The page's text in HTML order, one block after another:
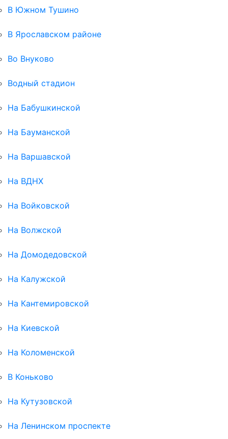
В Южном Тушино
В Ярославском районе
Во Внуково
Водный стадион
На Бабушкинской
На Бауманской
На Варшавской
На ВДНХ
На Войковской
На Волжской
На Домодедовской
На Калужской
На Кантемировской
На Киевской
На Коломенской
В Коньково
На Кутузовской
На Ленинском проспекте